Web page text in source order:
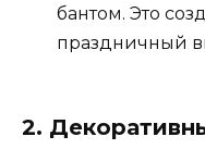
бантом. Это
праздничный
2.